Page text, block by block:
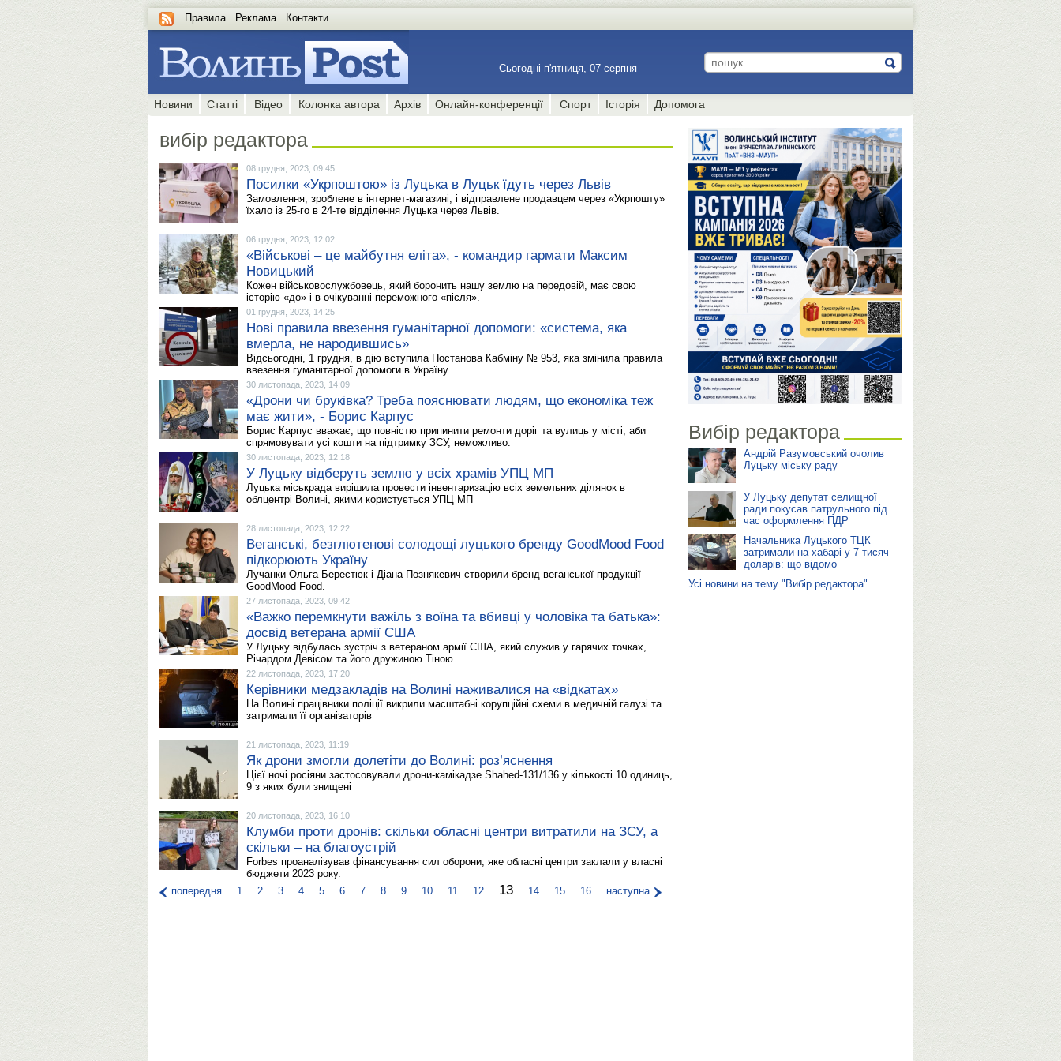
Правила Реклама Контакти
Сьогодні п'ятниця, 07 серпня
Новини Статті Відео Колонка автора Архів Онлайн-конференції Спорт Історія Допомога
вибір редактора
08 грудня, 2023, 09:45
Посилки «Укрпоштою» із Луцька в Луцьк їдуть через Львів
Замовлення, зроблене в інтернет-магазині, і відправлене продавцем через «Укрпошту»
їхало із 25-го в 24-те відділення Луцька через Львів.
06 грудня, 2023, 12:02
«Військові – це майбутня еліта», - командир гармати Максим
Новицький
Кожен військовослужбовець, який боронить нашу землю на передовій, має свою
історію «до» і в очікуванні переможного «після».
01 грудня, 2023, 14:25
Нові правила ввезення гуманітарної допомоги: «система, яка
вмерла, не народившись»
Відсьогодні, 1 грудня, в дію вступила Постанова Кабміну № 953, яка змінила правила
ввезення гуманітарної допомоги в Україну.
30 листопада, 2023, 14:09
«Дрони чи бруківка? Треба пояснювати людям, що економіка теж
має жити», - Борис Карпус
Борис Карпус вважає, що повністю припинити ремонти доріг та вулиць у місті, аби
спрямовувати усі кошти на підтримку ЗСУ, неможливо.
30 листопада, 2023, 12:18
У Луцьку відберуть землю у всіх храмів УПЦ МП
Луцька міськрада вирішила провести інвентаризацію всіх земельних ділянок в
облцентрі Волині, якими користується УПЦ МП
28 листопада, 2023, 12:22
Веганські, безглютенові солодощі луцького бренду GoodMood Food
підкорюють Україну
Лучанки Ольга Берестюк і Діана Познякевич створили бренд веганської продукції
GoodMood Food.
27 листопада, 2023, 09:42
«Важко перемкнути важіль з воїна та вбивці у чоловіка та батька»:
досвід ветерана армії США
У Луцьку відбулась зустріч з ветераном армії США, який служив у гарячих точках,
Річардом Девісом та його дружиною Тіною.
22 листопада, 2023, 17:20
Керівники медзакладів на Волині наживалися на «відкатах»
На Волині працівники поліції викрили масштабні корупційні схеми в медичній галузі та
затримали її організаторів
21 листопада, 2023, 11:19
Як дрони змогли долетіти до Волині: роз’яснення
Цієї ночі росіяни застосовували дрони-камікадзе Shahed-131/136 у кількості 10 одиниць,
9 з яких були знищені
20 листопада, 2023, 16:10
Клумби проти дронів: скільки обласні центри витратили на ЗСУ, а
скільки – на благоустрій
Forbes проаналізував фінансування сил оборони, яке обласні центри заклали у власні
бюджети 2023 року.
попередня
1 2 3 4 5 6 7 8 9 10 11 12 13 14 15 16 наступна
Вибір редактора
Андрій Разумовський очолив
Луцьку міську раду
У Луцьку депутат селищної
ради покусав патрульного під
час оформлення ПДР
Начальника Луцького ТЦК
затримали на хабарі у 7 тисяч
доларів: що відомо
Усі новини на тему "Вибір редактора"